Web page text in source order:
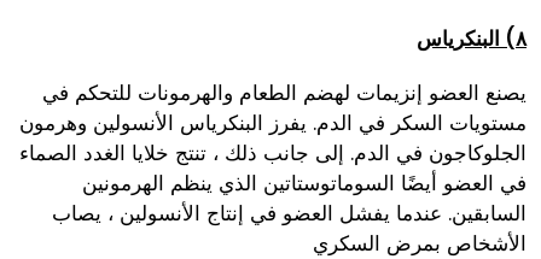
٨) البنكرياس
يصنع العضو إنزيمات لهضم الطعام والهرمونات للتحكم في
مستويات السكر في الدم. يفرز البنكرياس الأنسولين وهرمون
الجلوكاجون في الدم. إلى جانب ذلك ، تنتج خلايا الغدد الصماء
في العضو أيضًا السوماتوستاتين الذي ينظم الهرمونين
السابقين. عندما يفشل العضو في إنتاج الأنسولين ، يصاب
الأشخاص بمرض السكري